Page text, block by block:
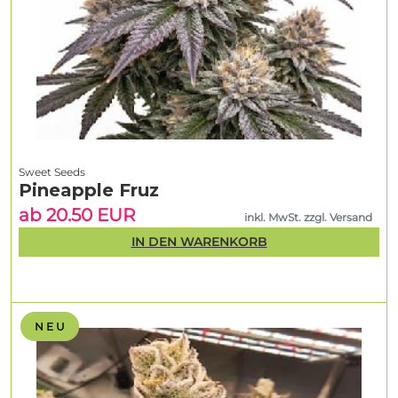
N E U
Sweet Seeds
Pineapple Fruz
ab 20.50 EUR
inkl. MwSt. zzgl. Versand
IN DEN WARENKORB